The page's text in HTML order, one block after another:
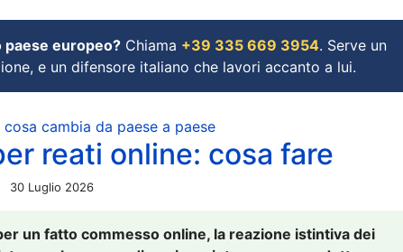
paese europeo? Chiama +39 335 669 3954. Serve un
e un difensore italiano che lavori accanto a lui.
cambia da paese a paese
reati online: cosa fare
30 Luglio 2026
un fatto commesso online, la reazione istintiva dei